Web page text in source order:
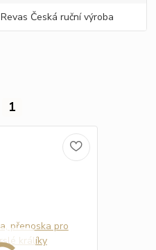
Revas Česká ruční výroba
1